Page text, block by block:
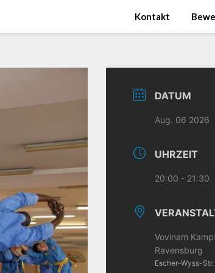
Kontakt
DATUM
Aug. 06 2026
UHRZEIT
20:00 - 21:30
Vovinam
Ravensburg
Escher-Wyss-